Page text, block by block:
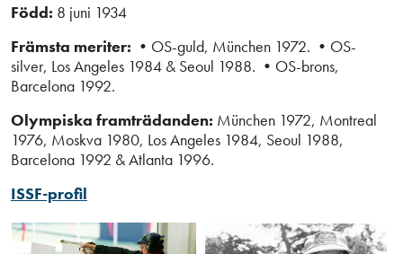
Född: 8 juni 1934
Främsta meriter: • OS-guld, München 1972. • OS-
silver, Los Angeles 1984 & Seoul 1988. • OS-brons,
Barcelona 1992.
Olympiska framträdanden: München 1972, Montreal
1976, Moskva 1980, Los Angeles 1984, Seoul 1988,
Barcelona 1992 & Atlanta 1996.
ISSF-profil